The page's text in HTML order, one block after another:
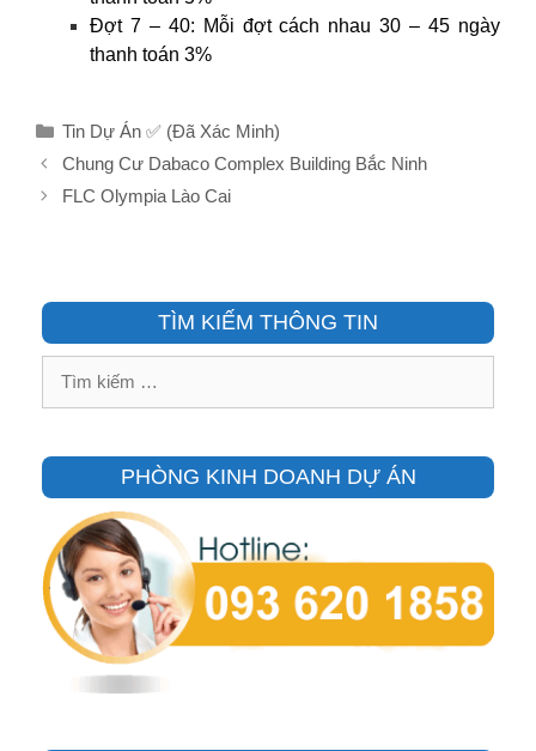
Đợt 7 – 40: Mỗi đợt cách nhau 30 – 45 ngày
thanh toán 3%
Danh
mục
Tin Dự Án ✅ (Đã Xác Minh)
Chung Cư Dabaco Complex Building Bắc Ninh
FLC Olympia Lào Cai
TÌM KIẾM THÔNG TIN
Tìm
PHÒNG KINH DOANH DỰ ÁN